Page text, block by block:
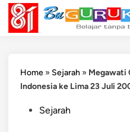
Skip
content
Home » Sejarah » Megawati
Indonesia ke Lima 23 Juli
PostedSejarah